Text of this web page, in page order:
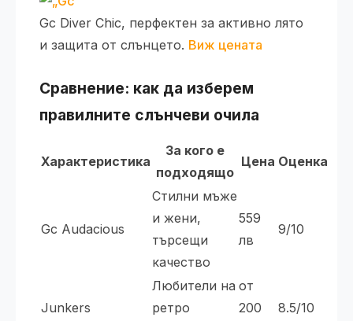
Gc Diver Chic, перфектен за активно лято
и защита от слънцето. Виж цената
Сравнение: как да изберем
правилните слънчеви очила
Характеристика
За кого е
подходящо
Цена Оценка
Gc Audacious
Стилни мъже
и жени,
търсещи
качество
559
лв
9/10
Junkers
Любители на
ретро
от
200
8.5/10